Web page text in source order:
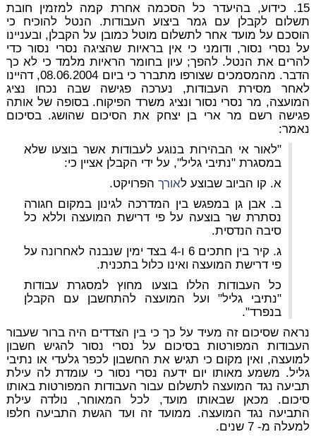
15. כידוע, בהיעדר כל הסכמה אחרת קמה למזמין חובת
תשלום לקבלן עם גמר ביצוע העבודות. הנטל להוכיח כי
הוסכם על מועד אחר לתשלום מוטל כמובן על הקבלן, ובעניינו
על נסרי נסור, ודומני כי אין בראיות שהציגה נסרי נסור כדי
להרים את הנטל. להפך; עיון בחומר הראיות מלמד כי לא כך
הדבר. מהמסמכים שצורפו מתברר כי ביום 08.06.2004, דהיינו
לאחר מסירת העבודות, נערכה פגישה שבה נכחו נציג
המועצה, מר נסרי נסור ונציג משרד הפיקוח. בסופה של אותה
פגישה רשם מר ארי בן יצחק את הסיכום שהושג. בסיכום
נאמר:
"לאור אי הבהירות בנוגע לעבודות אשר בוצעו שלא
במסגרת "נתיבי גליל", על ידי הקבלן אציין כי:
א. קו הביוב שבוצע לאורךהפרויקט.
ב. אבן גן במפגש בין המדרכה לגינון במקום חגורה
נסתרת שר בוצעה על פי דרישת המועצה וללא כל
סיבה הנדסית.
ג. קיר בין חתכים 6 ו-4 בצד ימין שנבנה לאחרונה על
פי דרישת המועצה ואינו כלול בתכנית.
כל העבודות הללו בוצעו מחוץ למסגרת עבודות
"נתיבי גליל" ועל המועצה להתחשבן עם הקבלן
בנפרד".
נראה שסיכום זה מעיד על כך כי בין הצדדים היה ברור שעבור
העבודות המפורטות בסיכום על נסרי נסור להגיש חשבון
למועצה, ואין מקום כי תגיש את החשבון לכפר גלעדי או נתיבי
גליל. משמע מאותו יום ידעה נסרי נסור כי עומדת לה עילת
תביעה נגד המועצה לתשלום עבור העבודות המפורטות באותו
סיכום. מכאן שבאותו מועד, לכל המאוחר, נולדה עילת
התביעה נגד המועצה. ממועד זה ועד הגשת התביעה חלפו
למעלה מ- 7 שנים.